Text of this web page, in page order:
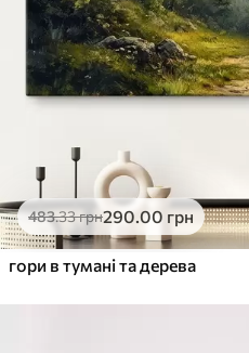
483.33грн290.00 грн
гори в тумані та дерева